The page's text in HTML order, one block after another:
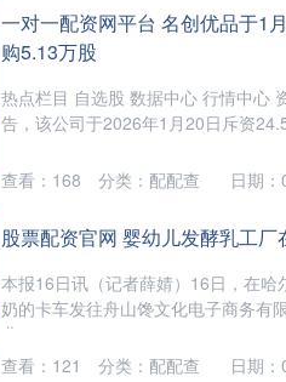
一对一配资网平台 名创优品于1
购5.13万股
热点栏目 自选股 数据中心 行情中心
告，该公司于2026年1月20日斥资
日期
查看： 168 分类： 配配查
股票配资官网 婴幼儿发酵乳工
本报16日讯（记者薛婧）16日，在
奶的卡车发往舟山馋文化电子商务有
业....
日期
查看： 121 分类： 配配查